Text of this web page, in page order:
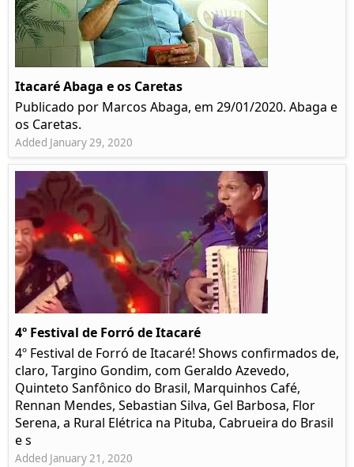
Itacaré Abaga e os Caretas
Publicado por Marcos Abaga, em 29/01/2020. Abaga e
os Caretas.
Added January 29, 2020
4º Festival de Forró de Itacaré
4º Festival de Forró de Itacaré! Shows confirmados de,
claro, Targino Gondim, com Geraldo Azevedo,
Quinteto Sanfônico do Brasil, Marquinhos Café,
Rennan Mendes, Sebastian Silva, Gel Barbosa, Flor
Serena, a Rural Elétrica na Pituba, Cabrueira do Brasil
e s
Added January 21, 2020